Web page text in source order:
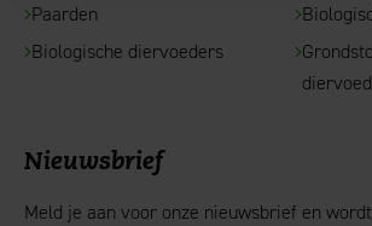
Paarden
Biologische diervoeders
Nieuwsbrief
Meld je aan voor onze nieuwsbrief en